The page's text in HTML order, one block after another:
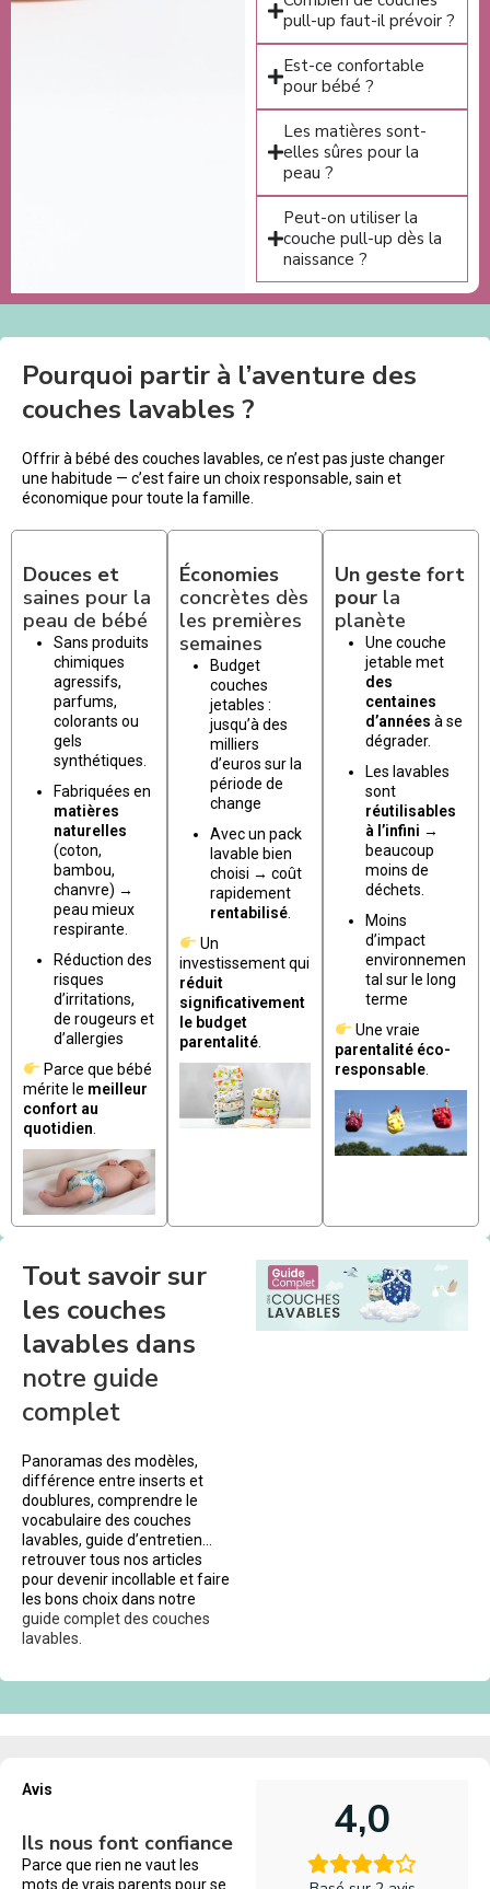
pull-up faut-il prévoir ?
Est-ce confortable
pour bébé ?
Les matières sont-
elles sûres pour la
peau ?
Peut-on utiliser la
couche pull-up dès la
naissance ?
Pourquoi partir à l’aventure des
couches lavables ?
Offrir à bébé des couches lavables, ce n’est pas juste changer
une habitude — c’est faire un choix responsable, sain et
économique pour toute la famille.
Douces et
saines pour la
peau de bébé
Sans produits
chimiques
agressifs,
parfums,
colorants ou
gels
synthétiques.
Fabriquées en
matières
naturelles
(coton,
bambou,
chanvre) →
peau mieux
respirante.
Réduction des
risques
d’irritations,
de rougeurs et
d’allergies
Parce que bébé
mérite le meilleur
confort au
quotidien
Économies
concrètes dès
les premières
semaines
Budget
couches
jetables :
jusqu’à des
milliers
d’euros sur la
période de
change
Avec un pack
lavable bien
choisi → coût
rapidement
rentabilisé.
Un
investissement qui
réduit
significativement
le budget
parentalité.
Un geste fort
pour la
planète
Une couche
jetable met
des
centaines
d’années à se
dégrader.
Les lavables
sont
réutilisables
à l’infini →
beaucoup
moins de
déchets.
Moins
d’impact
environnemen
tal sur le long
terme
Une vraie
parentalité éco-
responsable
Tout savoir sur
les couches
lavables dans
notre guide
complet
Panoramas des modèles,
différence entre inserts et
doublures, comprendre le
vocabulaire des couches
lavables, guide d’entretien…
retrouver tous nos articles
pour devenir incollable et faire
les bons choix dans notre
guide complet des couches
lavables.
Avis
Ils nous font confiance
Parce que rien ne vaut les
mots de vrais parents pour se
4,0